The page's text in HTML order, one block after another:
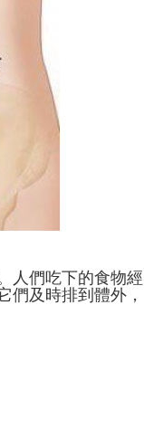
人們吃下的食物經
們及時排到體外，